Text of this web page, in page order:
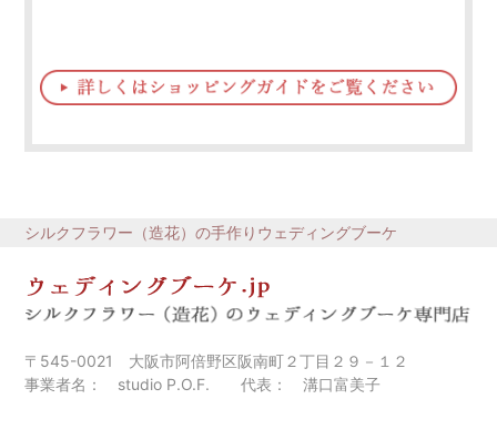
シルクフラワー（造花）の手作りウェディングブーケ
〒545-0021 大阪市阿倍野区阪南町２丁目２９－１２
事業者名： studio P.O.F. 代表： 溝口富美子